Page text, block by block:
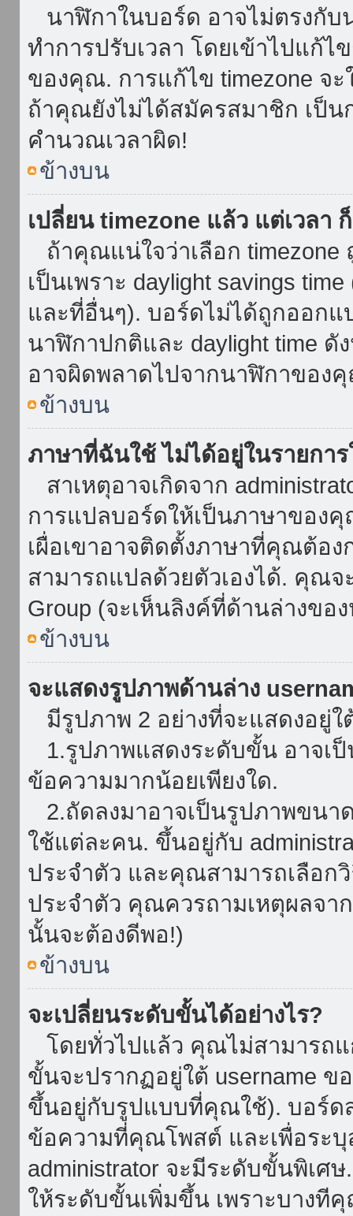
นาฬิกาในบอร์ด อาจไม่ตรงกั
ทำการปรับเวลา โดยเข้าไปแก้
ของคุณ. การแก้ไข timezone จ
ถ้าคุณยังไม่ได้สมัครสมาชิก เป็
คำนวณเวลาผิด!
ข้างบน
เปลี่ยน timezone แล้ว แต่เวลา
ถ้าคุณแน่ใจว่าเลือก timezone
เป็นเพราะ daylight savings
และที่อื่นๆ). บอร์ดไม่ได้ถูกออกแ
นาฬิกาปกติและ daylight time
อาจผิดพลาดไปจากนาฬิกาของ
ข้างบน
ภาษาที่ฉันใช้ ไม่ได้อยู่ในรายการ
สาเหตุอาจเกิดจาก
การแปลบอร์ดให้เป็นภาษาของ
เผื่อเขาอาจติดตั้งภาษาที่คุณต้อ
สามารถแปลด้วยตัวเองได้. คุณจ
Group (จะเห็นลิงค์ที่ด้านล่างขอ
ข้างบน
จะแสดงรูปภาพด้านล่าง
มีรูปภาพ 2 อย่างที่จะแสดงอยู่ใ
1.รูปภาพแสดงระดับขั้น อาจเ
ข้อความมากน้อยเพียงใด.
2.ถัดลงมาอาจเป็นรูปภาพขนา
ใช้แต่ละคน. ขึ้นอยู่กับ
ประจำตัว และคุณสามารถเลือก
ประจำตัว คุณควรถามเหตุผลจา
นั้นจะต้องดีพอ!)
ข้างบน
จะเปลี่ยนระดับขั้นได้อย่างไร?
โดยทั่วไปแล้ว คุณไม่สามารถ
ขั้นจะปรากฏอยู่ใต้ username
ขึ้นอยู่กับรูปแบบที่คุณใช้). บอร์ด
ข้อความที่คุณโพสต์ และเพื่อระบุ
administrator จะมีระดับขั้นพิเศ
ให้ระดับขั้นเพิ่มขึ้น เพราะบางที